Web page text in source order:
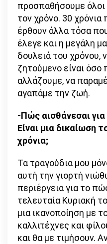
προσπαθήσουμε
τον χρόνο. 30
έρθουν άλλα τόσα
έλεγε και η μεγάλη
δουλειά του χρόνου,
ζητούμενο είναι όσο
αλλάζουμε, να
αγαπάμε την ζωή.
-Πώς αισθάνεσαι
Είναι μια δικαίωση
χρόνια;
Τα τραγούδια μου
αυτή την γιορτή
περιέργεια για το
τελευταία Κυριακή
μια ικανοποίηση με
καλλιτέχνες και
και θα με τιμήσουν.